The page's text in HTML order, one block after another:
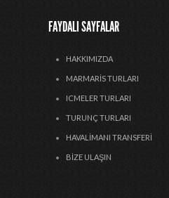
FAYDALI SAYFALAR
HAKKIMIZDA
MARMARIS TURLARI
ICMELER TURLARI
TURUNÇ TURLARI
HAVALIMANI TRANSFERI
BIZE ULAŞIN